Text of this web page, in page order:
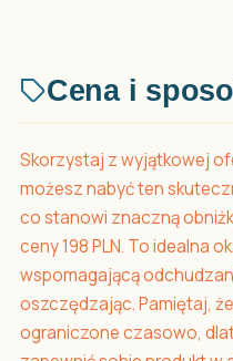
Cena i
Skorzystaj z wyjątkowej
możesz nabyć ten
co stanowi znaczną
ceny 198 PLN. To idealna
wspomagającą
oszczędzając. Pamiętaj,
ograniczone czasowo,